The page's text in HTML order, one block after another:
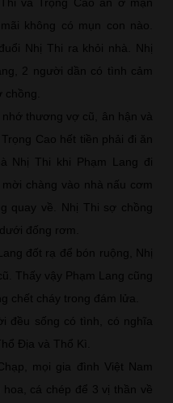
không có mụn con nào.
Nhị Thi ra khỏi nhà. Nhị
2 người dần có tình cảm
chồng.
thương vợ cũ, ân hận và
Cao hết tiền phải đi ăn
Nhị Thi khi Phạm Lang đi
chàng vào nhà nấu cơm
quay về. Nhị Thi sợ chồng
đống rơm.
đốt rạ để bón ruộng, Nhị
Thấy vậy Phạm Lang cũng
chết cháy trong đám lửa.
đều sống có tình, có nghĩa
Địa và Thổ Kì.
mọi gia đình Việt Nam
cá chép để 3 vị thần về